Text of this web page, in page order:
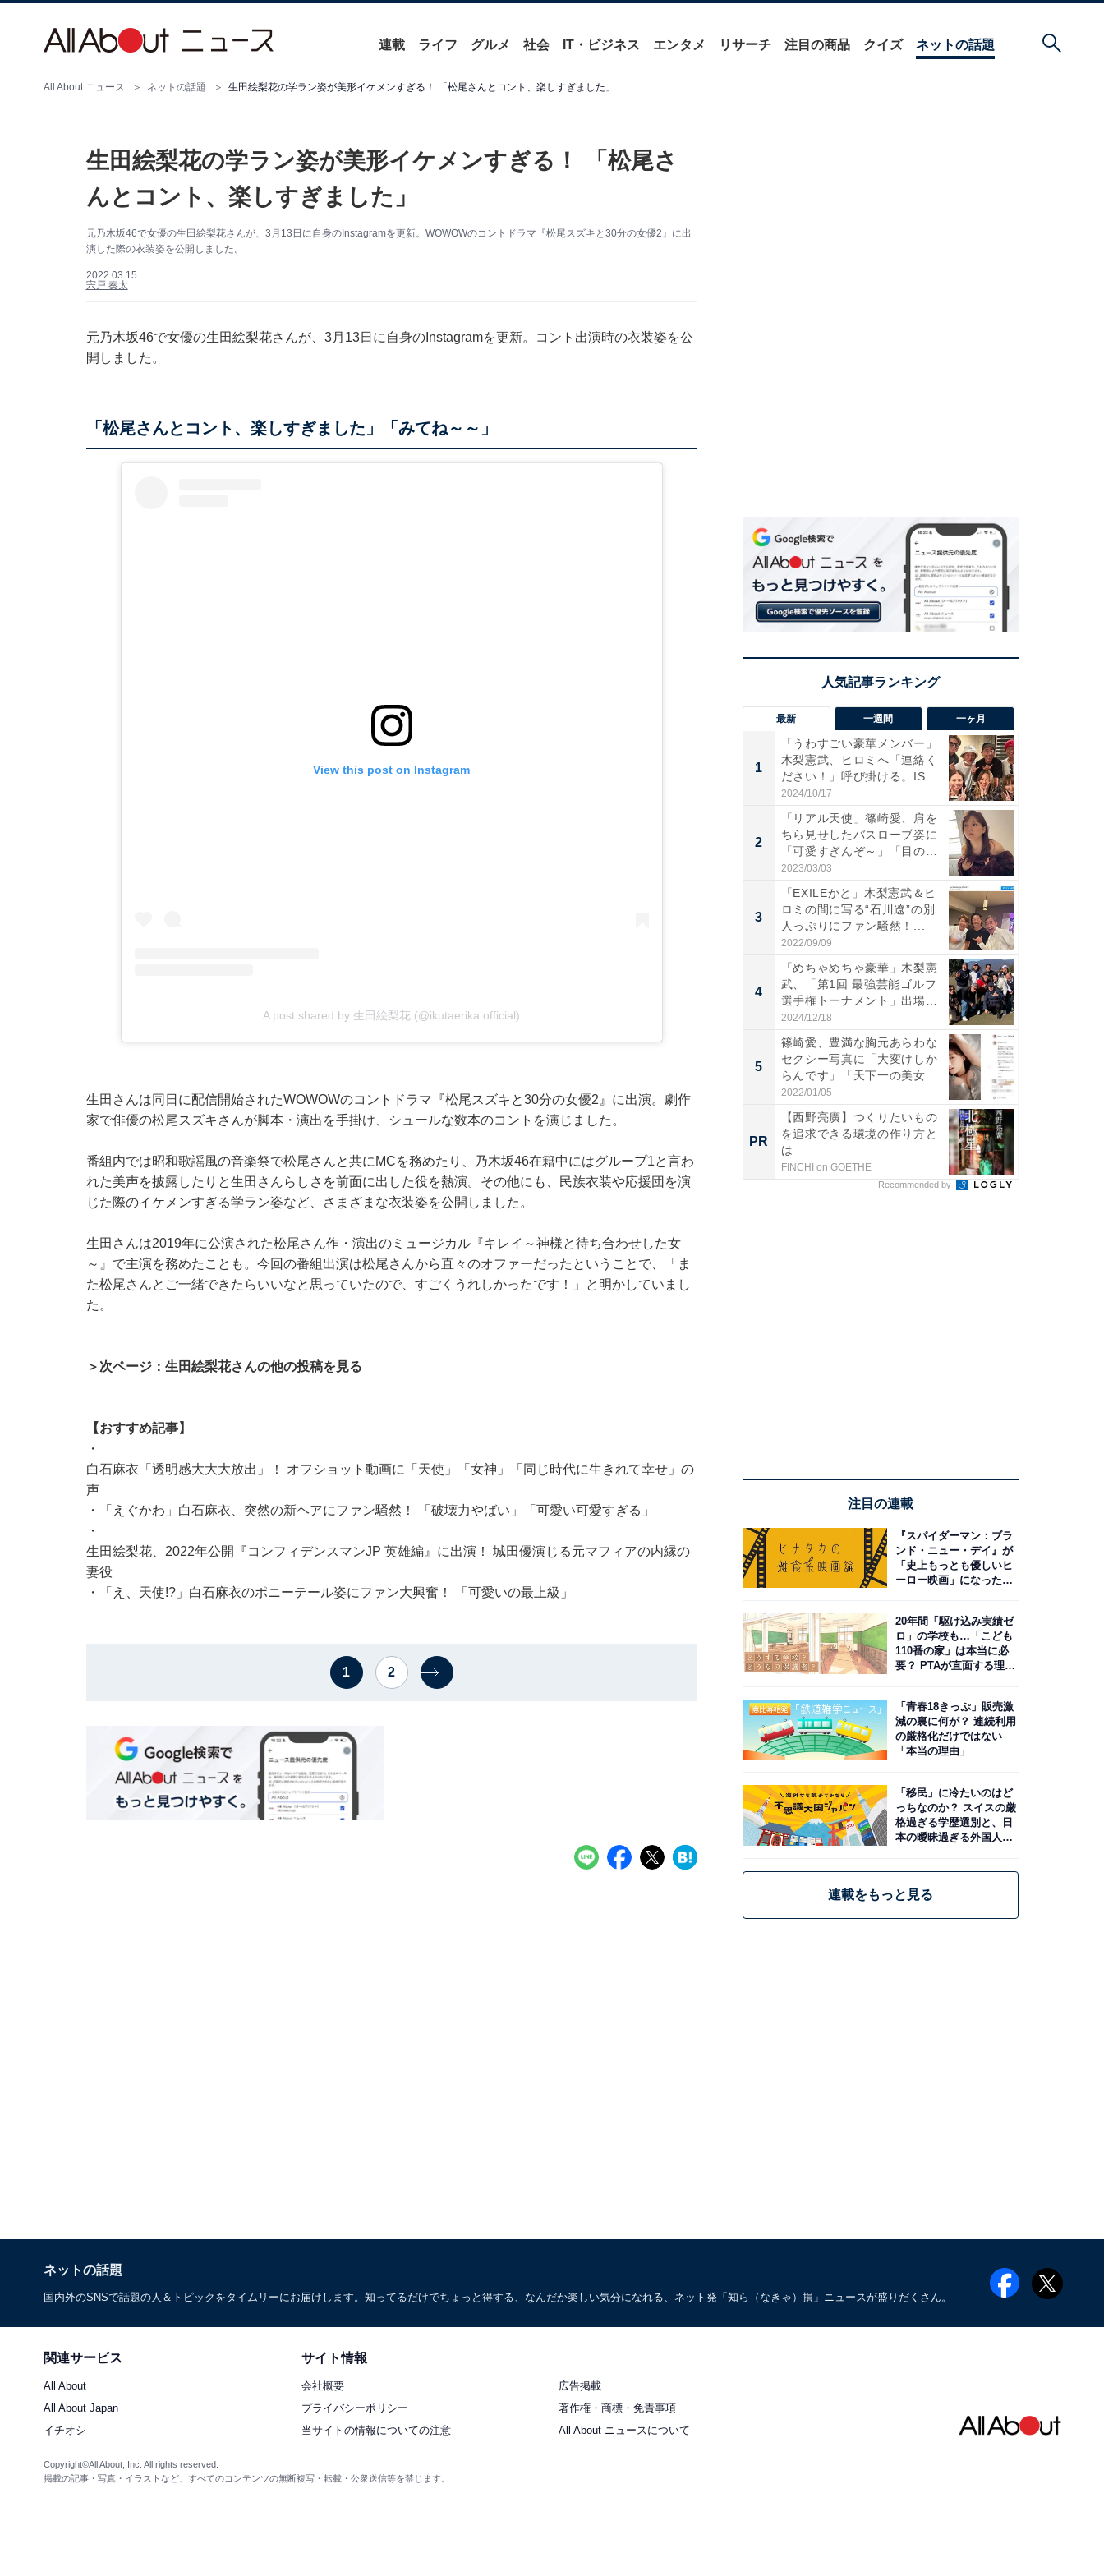
連載 ライフ グルメ 社会 IT・ビジネス エンタメ リサーチ 注目の商品 クイズ ネットの話題
All About ニュース ネットの話題 生田絵梨花の学ラン姿が美形イケメンすぎる！ 「松尾さんとコント、楽しすぎました」
生田絵梨花の学ラン姿が美形イケメンすぎる！ 「松尾さ
んとコント、楽しすぎました」
元乃木坂46で女優の生田絵梨花さんが、3月13日に自身のInstagramを更新。WOWOWのコントドラマ『松尾スズキと30分の女優2』に出
演した際の衣装姿を公開しました。
2022.03.15
宍戸 奏太
元乃木坂46で女優の生田絵梨花さんが、3月13日に自身のInstagramを更新。コント出演時の衣装姿を公
開しました。
「松尾さんとコント、楽しすぎました」「みてね～～」
View this post on Instagram
A post shared by 生田絵梨花 (@ikutaerika.official)
生田さんは同日に配信開始されたWOWOWのコントドラマ『松尾スズキと30分の女優2』に出演。劇作
家で俳優の松尾スズキさんが脚本・演出を手掛け、シュールな数本のコントを演じました。
番組内では昭和歌謡風の音楽祭で松尾さんと共にMCを務めたり、乃木坂46在籍中にはグループ1と言わ
れた美声を披露したりと生田さんらしさを前面に出した役を熱演。その他にも、民族衣装や応援団を演
じた際のイケメンすぎる学ラン姿など、さまざまな衣装姿を公開しました。
生田さんは2019年に公演された松尾さん作・演出のミュージカル『キレイ～神様と待ち合わせした女
～』で主演を務めたことも。今回の番組出演は松尾さんから直々のオファーだったということで、「ま
た松尾さんとご一緒できたらいいなと思っていたので、すごくうれしかったです！」と明かしていまし
た。
＞次ページ：生田絵梨花さんの他の投稿を見る
【おすすめ記事】
・
白石麻衣「透明感大大大放出」！ オフショット動画に「天使」「女神」「同じ時代に生きれて幸せ」の
声
・
「えぐかわ」白石麻衣、突然の新ヘアにファン騒然！ 「破壊力やばい」「可愛い可愛すぎる」
・
生田絵梨花、2022年公開『コンフィデンスマンJP 英雄編』に出演！ 城田優演じる元マフィアの内縁の
妻役
・
「え、天使!?」白石麻衣のポニーテール姿にファン大興奮！ 「可愛いの最上級」
1 2
最新 一週間 一ヶ月
1
「うわすごい豪華メンバー」
木梨憲武、ヒロミへ「連絡く
ださい！」呼び掛ける。IS
S...
2024/10/17
2
「リアル天使」篠崎愛、肩を
ちら見せしたバスローブ姿に
「可愛すぎんぞ～」「目の表
情...
2023/03/03
3
「EXILEかと」木梨憲武＆ヒ
ロミの間に写る“石川遼”の別
人っぷりにファン騒然！...
2022/09/09
4
「めちゃめちゃ豪華」木梨憲
武、「第1回 最強芸能ゴルフ
選手権トーナメント」出場
メ...
2024/12/18
5
篠崎愛、豊満な胸元あらわな
セクシー写真に「大変けしか
らんです」「天下一の美女で
す...
2022/01/05
PR
【西野亮廣】つくりたいもの
を追求できる環境の作り方と
は
FINCHI on GOETHE
Recommended by
注目の連載
『スパイダーマン：ブラ
ンド・ニュー・デイ』が
「史上もっとも優しいヒ
ーロー映画」になった理
20年間「駆け込み実績ゼ
ロ」の学校も…「こども
110番の家」は本当に必
要？ PTAが直面する理想
「青春18きっぷ」販売激
減の裏に何が？ 連続利用
の厳格化だけではない
「本当の理由」
「移民」に冷たいのはど
っちなのか？ スイスの厳
格過ぎる学歴選別と、日
本の曖昧過ぎる外国人政
連載をもっと見る
ネットの話題
国内外のSNSで話題の人＆トピックをタイムリーにお届けします。知ってるだけでちょっと得する、なんだか楽しい気分になれる、ネット発「知ら（なきゃ）損」ニュースが盛りだくさん。
関連サービス
All About
All About Japan
イチオシ
サイト情報
会社概要
広告掲載
プライバシーポリシー
著作権・商標・免責事項
当サイトの情報についての注意
All About ニュースについて
Copyright©All About, Inc. All rights reserved.
掲載の記事・写真・イラストなど、すべてのコンテンツの無断複写・転載・公衆送信等を禁じます。